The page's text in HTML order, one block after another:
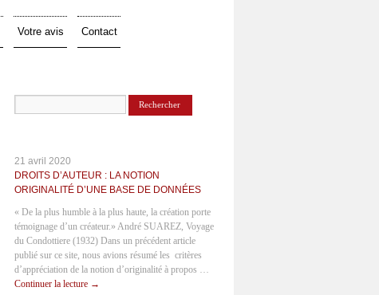
Votre avis Contact
21 avril 2020
DROITS D’AUTEUR : LA NOTION
ORIGINALITÉ D’UNE BASE DE DONNÉES
« De la plus humble à la plus haute, la création porte
témoignage d’un créateur.» André SUAREZ, Voyage
du Condottiere (1932) Dans un précédent article
publié sur ce site, nous avions résumé les critères
d’appréciation de la notion d’originalité à propos …
Continuer la lecture →